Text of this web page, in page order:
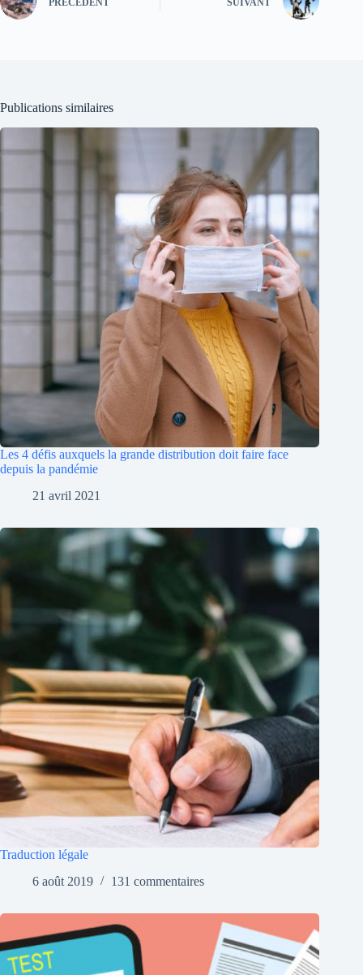
Publications similaires
Les 4 défis auxquels la grande distribution doit faire face
depuis la pandémie
21 avril 2021
Traduction légale
6 août 2019
131 commentaires